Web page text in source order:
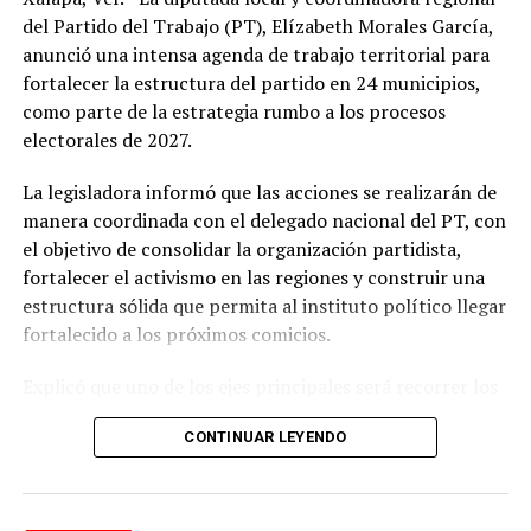
exposición prolongada al sol durante las horas de mayor
radiación, mantenerse hidratado y tomar precauciones
ante posibles tormentas eléctricas, especialmente en
regiones montañosas y del sur de Veracruz.
del Partido del Trabajo (PT), Elízabeth Morales García,
anunció una intensa agenda de trabajo territorial para
fortalecer la estructura del partido en 24 municipios,
como parte de la estrategia rumbo a los procesos
electorales de 2027.
La legisladora informó que las acciones se realizarán de
manera coordinada con el delegado nacional del PT, con
el objetivo de consolidar la organización partidista,
fortalecer el activismo en las regiones y construir una
estructura sólida que permita al instituto político llegar
fortalecido a los próximos comicios.
municipios que integran su coordinación para revisar el
funcionamiento de los comités municipales surgidos de
reforzar la presencia del partido en el territorio.
CONTINUAR LEYENDO